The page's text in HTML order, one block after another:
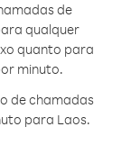
de
qualquer
quanto para
minuto.
de chamadas
para Laos.